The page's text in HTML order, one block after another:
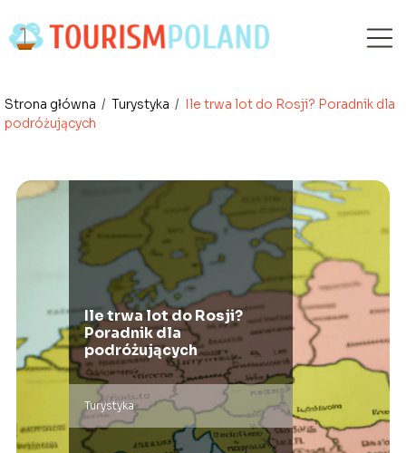
Strona główna / Turystyka / Ile trwa lot do Rosji? Poradnik dla
podróżujących
Ile trwa lot do Rosji?
Poradnik dla
podróżujących
Turystyka